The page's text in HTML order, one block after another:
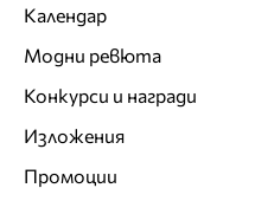
Календар
Модни ревюта
Конкурси и награди
Изложения
Промоции